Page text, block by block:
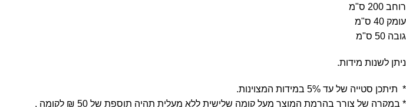
רוחב 200 ס"מ
עומק 40 ס"מ
גובה 50 ס"מ
ניתן לשנות מידות.
* תיתכן סטייה של עד 5% במידות המצוינות.
* במקרה של צורך בהרמת המוצר מעל קומה שלישית ללא מעלית תהיה תוספת של 50 ₪ לקומה ,